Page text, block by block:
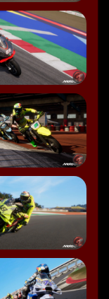
Zeit.
der erste Test,
zehn Jahren
gefunden
auch schon
neue Spiel
offiziellen